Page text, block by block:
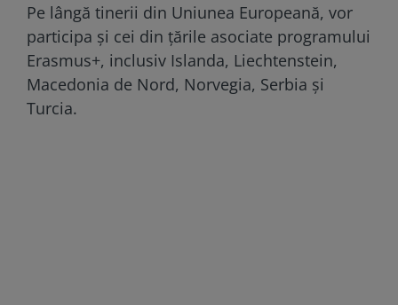
Pe lângă tinerii din Uniunea Europeană, vor
participa și cei din țările asociate programului
Erasmus+, inclusiv Islanda, Liechtenstein,
Macedonia de Nord, Norvegia, Serbia și
Turcia.